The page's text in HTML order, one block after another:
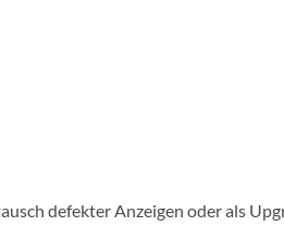
defekter Anzeigen oder als